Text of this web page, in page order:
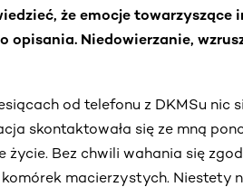
że emocje towarzyszące
opisania. Niedowierzanie,
od telefonu z DKMSu nic
skontaktowała się ze mną
Bez chwili wahania się
macierzystych. Niestety